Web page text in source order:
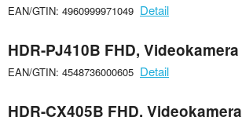
EAN/GTIN: 4960999971049 Detail
HDR-PJ410B FHD, Videokamera
EAN/GTIN: 4548736000605 Detail
HDR-CX405B FHD, Videokamera